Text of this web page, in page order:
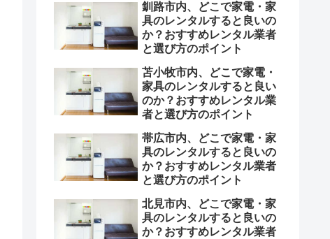
釧路市内、どこで家電・家
具のレンタルすると良いの
か？おすすめレンタル業者
と選び方のポイント
苫小牧市内、どこで家電・
家具のレンタルすると良い
のか？おすすめレンタル業
者と選び方のポイント
帯広市内、どこで家電・家
具のレンタルすると良いの
か？おすすめレンタル業者
と選び方のポイント
北見市内、どこで家電・家
具のレンタルすると良いの
か？おすすめレンタル業者